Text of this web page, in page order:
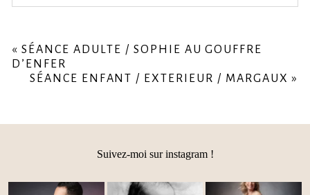
are marked *
« SÉANCE ADULTE / SOPHIE AU GOUFFRE
D’ENFER
SÉANCE ENFANT / EXTERIEUR / MARGAUX »
Suivez-moi sur instagram !